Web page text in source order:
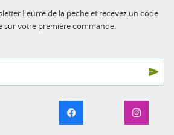
Leurre de la pêche et recevez un code
sur votre première commande.